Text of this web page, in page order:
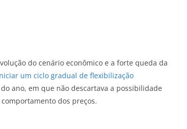
do cenário econômico e a forte queda da
um ciclo gradual de flexibilização
ano, em que não descartava a possibilidade
dos preços.